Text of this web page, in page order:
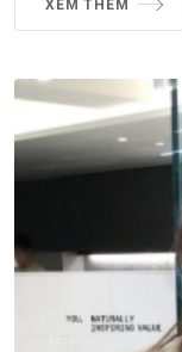
XEM THÊM